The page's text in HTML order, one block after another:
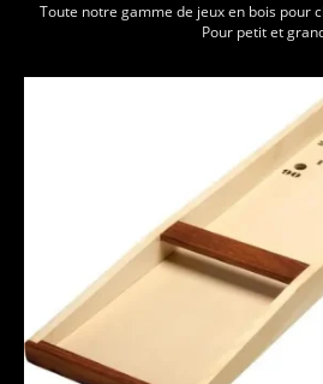
Toute notre gamme de jeux en bois pour
Pour petit et